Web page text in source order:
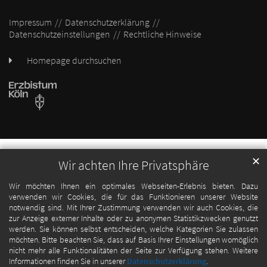
Wir achten Ihre Privatsphäre
Wir möchten Ihnen ein optimales Webseiten-Erlebnis bieten. Dazu
verwenden wir Cookies, die für das Funktionieren unserer Website
notwendig sind. Mit Ihrer Zustimmung verwenden wir auch Cookies, die
zur Anzeige externer Inhalte oder zu anonymen Statistikzwecken genutzt
werden. Sie können selbst entscheiden, welche Kategorien Sie zulassen
möchten. Bitte beachten Sie, dass auf Basis Ihrer Einstellungen womöglich
nicht mehr alle Funktionalitäten der Seite zur Verfügung stehen. Weitere
Informationen finden Sie in unsererDatenschutzerklärung.
✕
Impressum
Datenschutzerklärung
Datenschutzeinstellungen
Rechtliche Hinweise
Homepage durchsuchen